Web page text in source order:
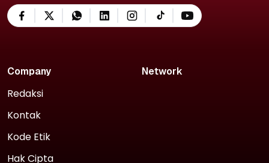
Company
Redaksi
Kontak
Kode Etik
Hak Cipta
Network